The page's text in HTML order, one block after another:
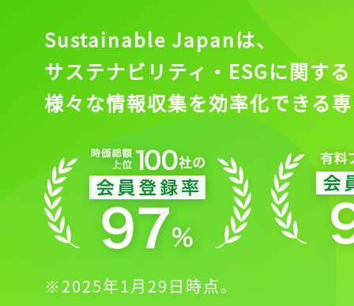
Sustainable Japanは、
サステナビリティ・ESGに関する
様々な情報収集を効率化できる
※2025年1月29日時点。